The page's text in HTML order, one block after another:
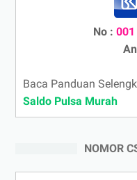
No :
Baca Panduan
Saldo Pulsa Murah
NOMOR